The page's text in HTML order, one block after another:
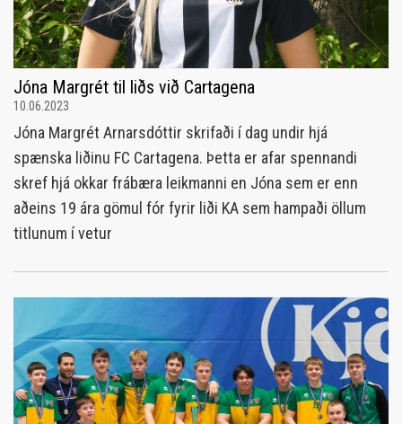
Jóna Margrét til liðs við Cartagena
10.06.2023
Jóna Margrét Arnarsdóttir skrifaði í dag undir hjá
spænska liðinu FC Cartagena. Þetta er afar spennandi
skref hjá okkar frábæra leikmanni en Jóna sem er enn
aðeins 19 ára gömul fór fyrir liði KA sem hampaði öllum
titlunum í vetur